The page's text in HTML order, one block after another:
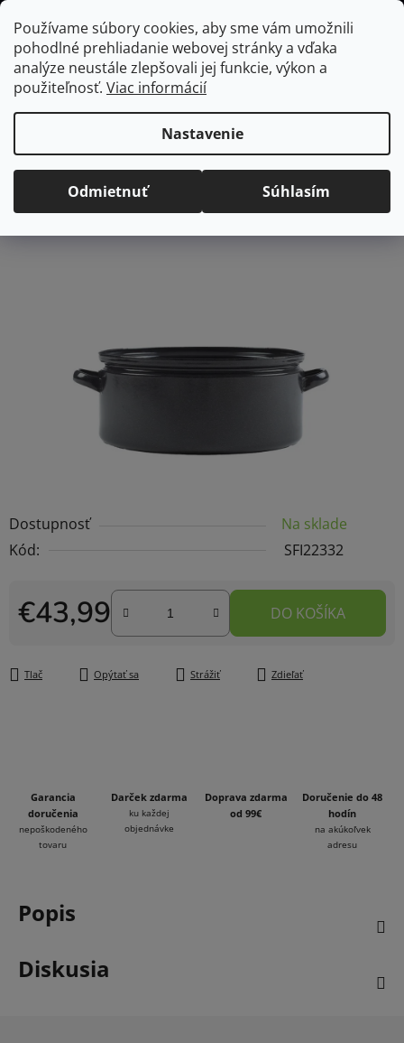
Používame súbory cookies, aby sme vám umožnili
pohodlné prehliadanie webovej stránky a vďaka
analýze neustále zlepšovali jej funkcie, výkon a
použiteľnosť. Viac informácií
Nastavenie
Odmietnuť Súhlasím
Prejsť
na
obsah
Hľadať
Domov
/ Gastro vybavenie
Sfinx smaltovaný randlík GASTRO 32cm,
10L
Dostupnosť
Na sklade
Kód:
SFI22332
€43,99
Jednotková cena:
DO KOŠÍKA
Tlač Opýtať sa Strážiť Zdieľať
Sfinx smaltovaný randlík
GASTRO 32cm, 10L
Priemerné
hodnotenie
Neohodnotené Podrobnosti hodnotenia
Garancia
doručenia
nepoškodeného
tovaru
Darček zdarma
ku každej
objednávke
Doprava zdarma
od 99€
Doručenie do 48
hodín
na akúkoľvek
adresu
Popis
Diskusia